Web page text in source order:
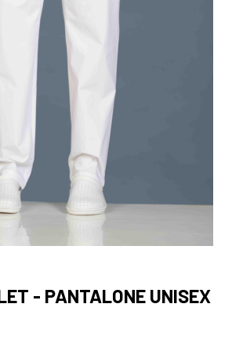
- PANTALONE UNISEX